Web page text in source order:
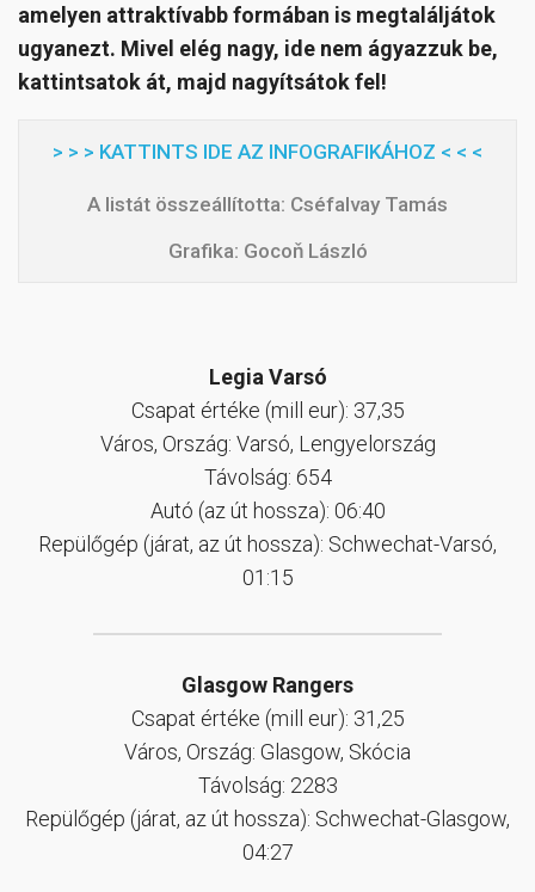
amelyen attraktívabb formában is megtaláljátok
ugyanezt. Mivel elég nagy, ide nem ágyazzuk be,
kattintsatok át, majd nagyítsátok fel!
> > > KATTINTS IDE AZ INFOGRAFIKÁHOZ < < <
A listát összeállította: Cséfalvay Tamás
Grafika: Gocoň László
Legia Varsó
Csapat értéke (mill eur): 37,35
Város, Ország: Varsó, Lengyelország
Távolság: 654
Autó (az út hossza): 06:40
Repülőgép (járat, az út hossza): Schwechat-Varsó,
01:15
Glasgow Rangers
Csapat értéke (mill eur): 31,25
Város, Ország: Glasgow, Skócia
Távolság: 2283
Repülőgép (járat, az út hossza): Schwechat-Glasgow,
04:27